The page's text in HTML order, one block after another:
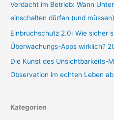
Verdacht im Betrieb: Wann
einschalten dürfen (und
Einbruchschutz 2.0: Wie sicher
Überwachungs-Apps wirklich?
Die Kunst des Unsichtbarkeits-
Observation im echten Leben
Kategorien